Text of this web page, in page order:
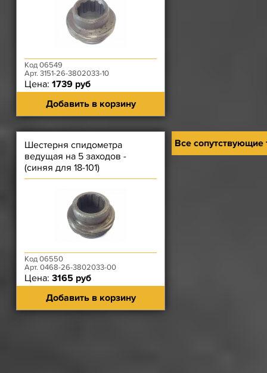
Код 06549
Арт. 3151-26-3802033-10
Цена: 1739 руб
Добавить в корзину
Шестерня спидометра
ведущая на 5 заходов -
(синяя для 18-101)
Код 06550
Арт. 0468-26-3802033-00
Цена: 3165 руб
Добавить в корзину
Все сопутствующие